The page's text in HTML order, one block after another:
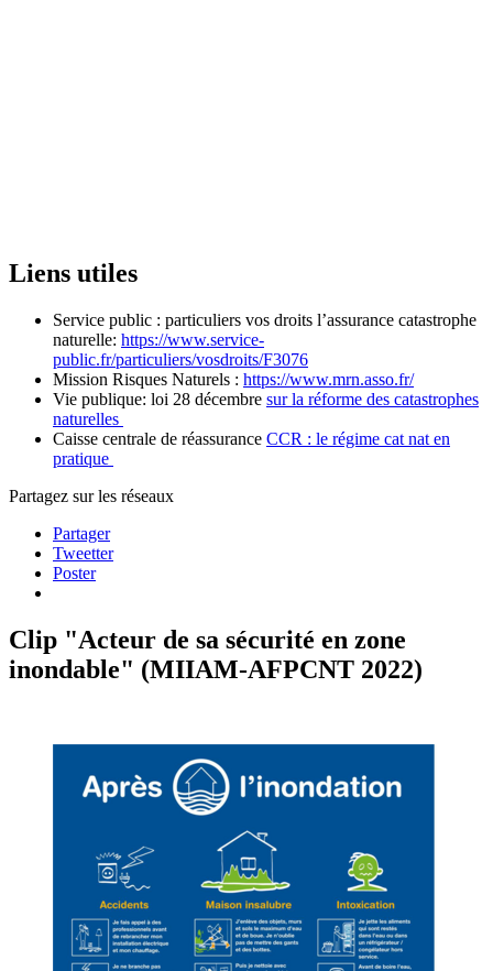
Liens utiles
Service public : particuliers vos droits l’assurance catastrophe
naturelle: https://www.service-
public.fr/particuliers/vosdroits/F3076
Mission Risques Naturels : https://www.mrn.asso.fr/
Vie publique: loi 28 décembre sur la réforme des catastrophes
naturelles
Caisse centrale de réassurance CCR : le régime cat nat en
pratique
Partagez sur les réseaux
Partager
Tweetter
Poster
Clip "Acteur de sa sécurité en zone
inondable" (MIIAM-AFPCNT 2022)